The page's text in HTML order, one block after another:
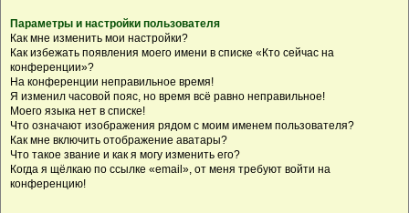
Параметры и настройки пользователя
Как мне изменить мои настройки?
Как избежать появления моего имени в списке «Кто сейчас на
конференции»?
На конференции неправильное время!
Я изменил часовой пояс, но время всё равно неправильное!
Моего языка нет в списке!
Что означают изображения рядом с моим именем пользователя?
Как мне включить отображение аватары?
Что такое звание и как я могу изменить его?
Когда я щёлкаю по ссылке «email», от меня требуют войти на
конференцию!